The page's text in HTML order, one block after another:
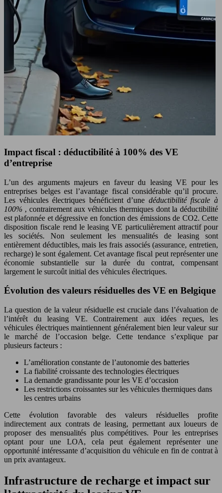
Impact fiscal : déductibilité à 100% des VE
d’entreprise
L’un des arguments majeurs en faveur du leasing VE pour les
entreprises belges est l’avantage fiscal considérable qu’il procure.
Les véhicules électriques bénéficient d’une déductibilité fiscale à
100% , contrairement aux véhicules thermiques dont la déductibilité
est plafonnée et dégressive en fonction des émissions de CO2. Cette
disposition fiscale rend le leasing VE particulièrement attractif pour
les sociétés. Non seulement les mensualités de leasing sont
entièrement déductibles, mais les frais associés (assurance, entretien,
recharge) le sont également. Cet avantage fiscal peut représenter une
économie substantielle sur la durée du contrat, compensant
largement le surcoût initial des véhicules électriques.
Évolution des valeurs résiduelles des VE en Belgique
La question de la valeur résiduelle est cruciale dans l’évaluation de
l’intérêt du leasing VE. Contrairement aux idées reçues, les
véhicules électriques maintiennent généralement bien leur valeur sur
le marché de l’occasion belge. Cette tendance s’explique par
plusieurs facteurs :
L’amélioration constante de l’autonomie des batteries
La fiabilité croissante des technologies électriques
La demande grandissante pour les VE d’occasion
Les restrictions croissantes sur les véhicules thermiques dans
les centres urbains
Cette évolution favorable des valeurs résiduelles profite
indirectement aux contrats de leasing, permettant aux loueurs de
proposer des mensualités plus compétitives. Pour les entreprises
optant pour une LOA, cela peut également représenter une
opportunité intéressante d’acquisition du véhicule en fin de contrat à
un prix avantageux.
Infrastructure de recharge et impact sur